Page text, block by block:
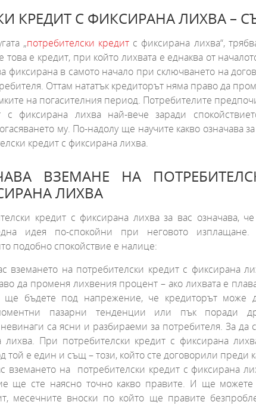
КРЕДИТ С ФИКСИРАНА ЛИХВА –
„потребителски кредит с фиксирана лихва“,
е кредит, при който лихвата е еднаква от
фиксирана в самото начало при сключването на
Оттам нататък кредиторът няма право да
на погасителния период. Потребителите
с фиксирана лихва най-вече заради
му. По-надолу ще научите какво означава
кредит с фиксирана лихва.
ВЗЕМАНЕ НА
ЛИХВА
кредит с фиксирана лихва за вас означава,
идея по-спокойни при неговото изплащане.
подобно спокойствие е налице:
вземането на потребителски кредит с фиксирана
да променя лихвения процент – ако лихвата е
ще бъдете под напрежение, че кредиторът може
пазарни тенденции или пък поради
са ясни и разбираеми за потребителя. За
лихва. При потребителски кредит с фиксирана
той е един и същ – този, който сте договорили преди
вземането на потребителски кредит с фиксирана
ще сте наясно точно какво правите. И ще
месечните вноски по който ще правите